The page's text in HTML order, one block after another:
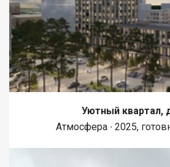
Уютный квартал,
Атмосфера ∙ 2025,